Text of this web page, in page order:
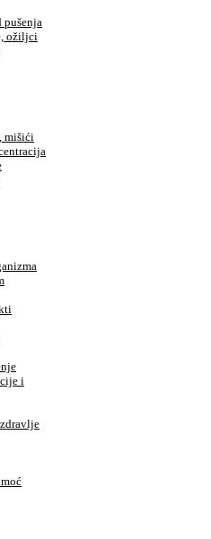
pušenja
ožiljci
mišići
i